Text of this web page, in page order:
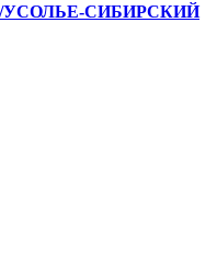
/УСОЛЬЕ-СИБИРСКИЙ